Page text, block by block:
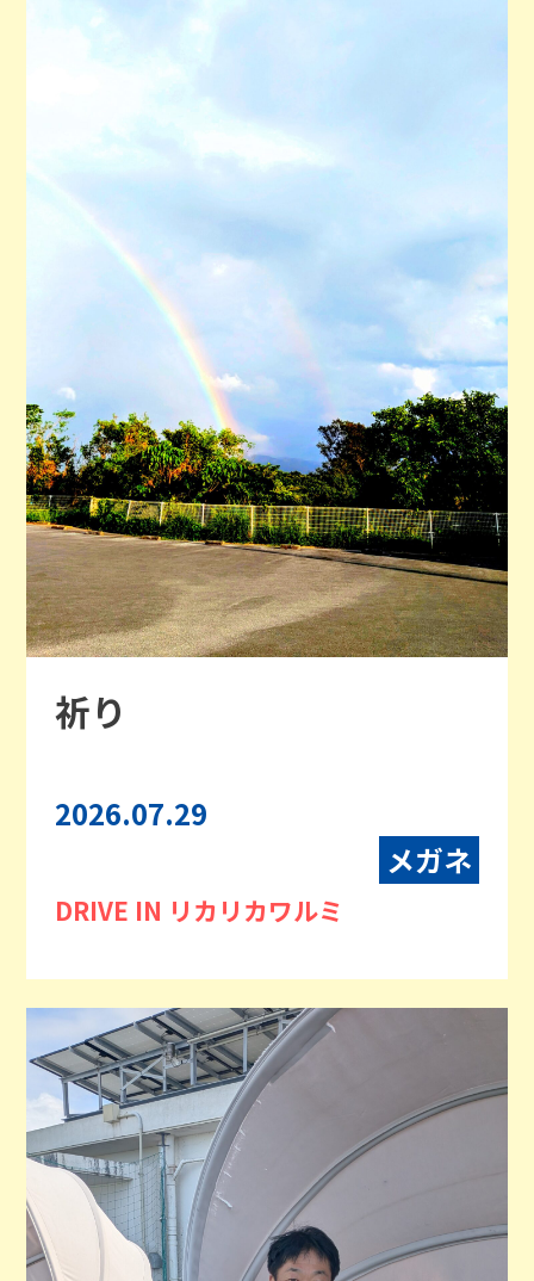
祈り
2026.07.29
メガネ
DRIVE IN リカリカワルミ